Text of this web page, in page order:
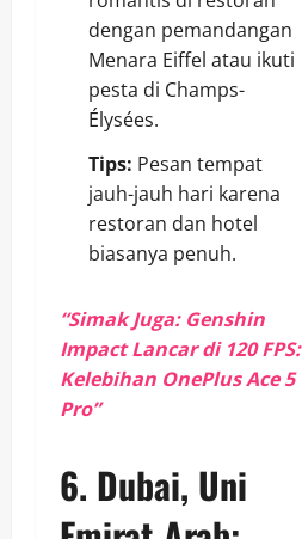
dengan pemandangan
Menara Eiffel atau ikuti
pesta di Champs-
Élysées.
Tips: Pesan tempat
jauh-jauh hari karena
restoran dan hotel
biasanya penuh.
“Simak Juga: Genshin
Impact Lancar di 120 FPS:
Kelebihan OnePlus Ace 5
Pro”
6. Dubai, Uni